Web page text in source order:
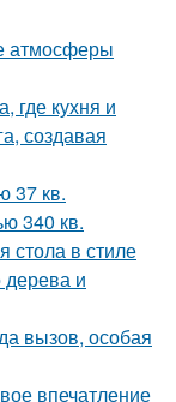
атмосферы
где кухня и
создавая
37 кв.
340 кв.
стола в стиле
дерева и
вызов, особая
впечатление